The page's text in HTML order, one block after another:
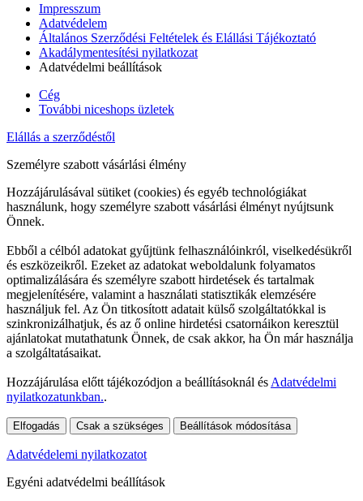
Impresszum
Adatvédelem
Általános Szerződési Feltételek és Elállási Tájékoztató
Akadálymentesítési nyilatkozat
Adatvédelmi beállítások
Cég
További niceshops üzletek
Elállás a szerződéstől
Személyre szabott vásárlási élmény
Hozzájárulásával sütiket (cookies) és egyéb technológiákat
használunk, hogy személyre szabott vásárlási élményt nyújtsunk
Önnek.
Ebből a célból adatokat gyűjtünk felhasználóinkról, viselkedésükről
és eszközeikről. Ezeket az adatokat weboldalunk folyamatos
optimalizálására és személyre szabott hirdetések és tartalmak
megjelenítésére, valamint a használati statisztikák elemzésére
használjuk fel. Az Ön titkosított adatait külső szolgáltatókkal is
szinkronizálhatjuk, és az ő online hirdetési csatornáikon keresztül
ajánlatokat mutathatunk Önnek, de csak akkor, ha Ön már használja
a szolgáltatásaikat.
Hozzájárulása előtt tájékozódjon a beállításoknál és Adatvédelmi
nyilatkozatunkban..
Elfogadás Csak a szükséges Beállítások módosítása
Adatvédelemi nyilatkozatot
Egyéni adatvédelmi beállítások